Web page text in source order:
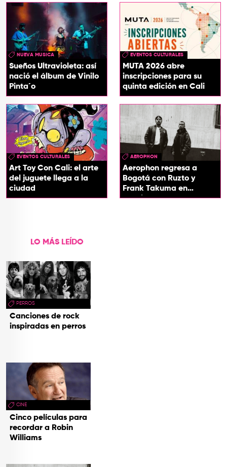
NUEVA MUSICA
Sueños Ultravioleta: así
nació el álbum de Vinilo
Pinta´o
EVENTOS CULTURALES
MUTA 2026 abre
inscripciones para su
quinta edición en Cali
EVENTOS CULTURALES
Art Toy Con Cali: el arte
del juguete llega a la
ciudad
AEROPHON
Aerophon regresa a
Bogotá con Ruzto y
Frank Takuma en
concierto
LO MÁS LEÍDO
PERROS
Canciones de rock
inspiradas en perros
CINE
Cinco películas para
recordar a Robin
Williams